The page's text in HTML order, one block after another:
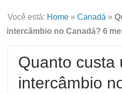
Você está: Home »Canadá »
intercâmbio no Canadá? 6
Quanto custa
intercâmbio